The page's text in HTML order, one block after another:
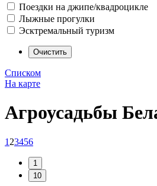
Поездки на джипе/квадроцикле
Лыжные прогулки
Эсктремальный туризм
Списком
На карте
Агроусадьбы
1 23456